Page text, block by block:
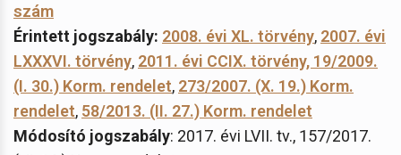
szám
Érintett jogszabály: 2008. évi XL. törvény, 2007. évi
LXXXVI. törvény, 2011. évi CCIX. törvény, 19/2009.
(I. 30.) Korm. rendelet, 273/2007. (X. 19.) Korm.
rendelet, 58/2013. (II. 27.) Korm. rendelet
Módosító jogszabály: 2017. évi LVII. tv., 157/2017.